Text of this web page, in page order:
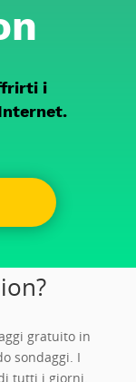
i
gratuito in
sondaggi. I
tutti i giorni.